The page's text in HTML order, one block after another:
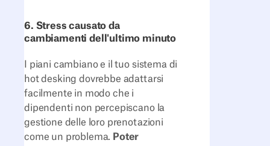
6. Stress causato da
cambiamenti dell'ultimo minuto
I piani cambiano e il tuo sistema di
hot desking dovrebbe adattarsi
facilmente in modo che i
dipendenti non percepiscano la
gestione delle loro prenotazioni
come un problema. Poter